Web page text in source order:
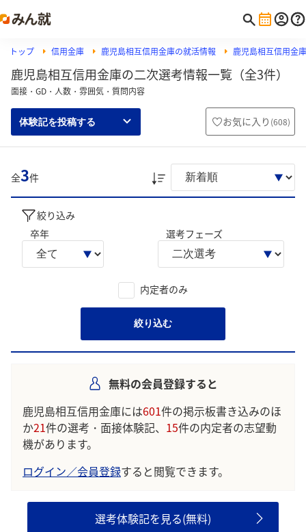
トップ 信用金庫 鹿児島相互信用金庫の就活情報 鹿児島相互信用金
鹿児島相互信用金庫の二次選考情報一覧（全3件）
面接・GD・人数・雰囲気・質問内容
体験記を投稿する お気に入り (608)
全3件
絞り込み
卒年
選考フェーズ
内定者のみ
絞り込む
無料の会員登録すると
鹿児島相互信用金庫には601件の掲示板書き込みのほ
か21件の選考・面接体験記、 15件の内定者の志望動
機があります。
ログイン／会員登録すると閲覧できます。
選考体験記を見る(無料)